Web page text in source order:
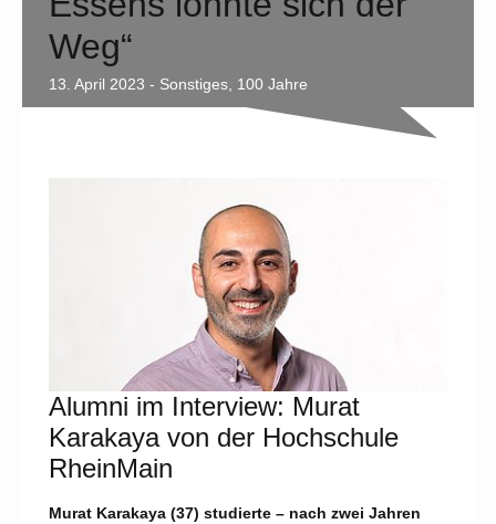
Weg“
13. April 2023 - Sonstiges, 100 Jahre
Alumni im Interview: Murat
Karakaya von der Hochschule
RheinMain
Murat Karakaya (37) studierte – nach zwei Jahren